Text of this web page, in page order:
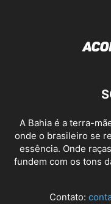
A Bahia é a terra-
onde o brasileiro se
essência. Onde
fundem com os tons
Contato: